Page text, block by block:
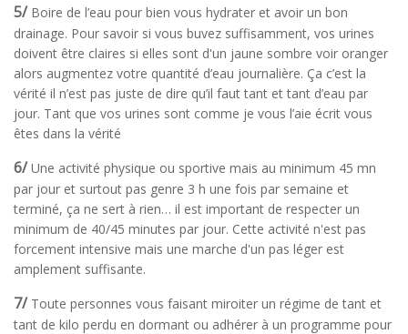
5/ Boire de l’eau pour bien vous hydrater et avoir un bon
drainage. Pour savoir si vous buvez suffisamment, vos urines
doivent être claires si elles sont d'un jaune sombre voir oranger
alors augmentez votre quantité d’eau journalière. Ça c’est la
vérité il n’est pas juste de dire qu’il faut tant et tant d’eau par
jour. Tant que vos urines sont comme je vous l’aie écrit vous
êtes dans la vérité
6/Une activité physique ou sportive mais au minimum 45 mn
par jour et surtout pas genre 3 h une fois par semaine et
terminé, ça ne sert à rien… il est important de respecter un
minimum de 40/45 minutes par jour. Cette activité n'est pas
forcement intensive mais une marche d'un pas léger est
amplement suffisante.
7/Toute personnes vous faisant miroiter un régime de tant et
tant de kilo perdu en dormant ou adhérer à un programme pour